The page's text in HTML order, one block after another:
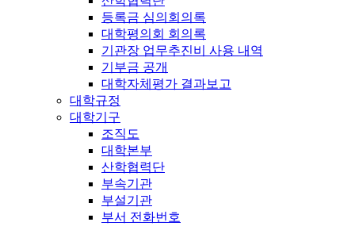
등록금 심의회의록
대학평의회 회의록
기관장 업무추진비 사용 내역
기부금 공개
대학자체평가 결과보고
대학규정
대학기구
조직도
대학본부
산학협력단
부속기관
부설기관
부서 전화번호